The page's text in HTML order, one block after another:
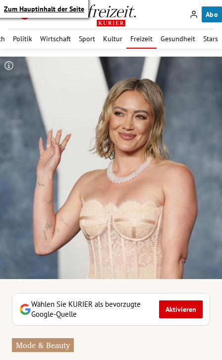
Zum Hauptinhalt der Seite
Abo
Politik Wirtschaft Sport Kultur Freizeit Gesundheit Stars
Untermenü
Untermenü
Untermenü
Untermenü
Untermenü
Untermenü
Untermenü
Wählen Sie KURIER als bevorzugte
Google-Quelle
Aktivieren
Mode & Beauty